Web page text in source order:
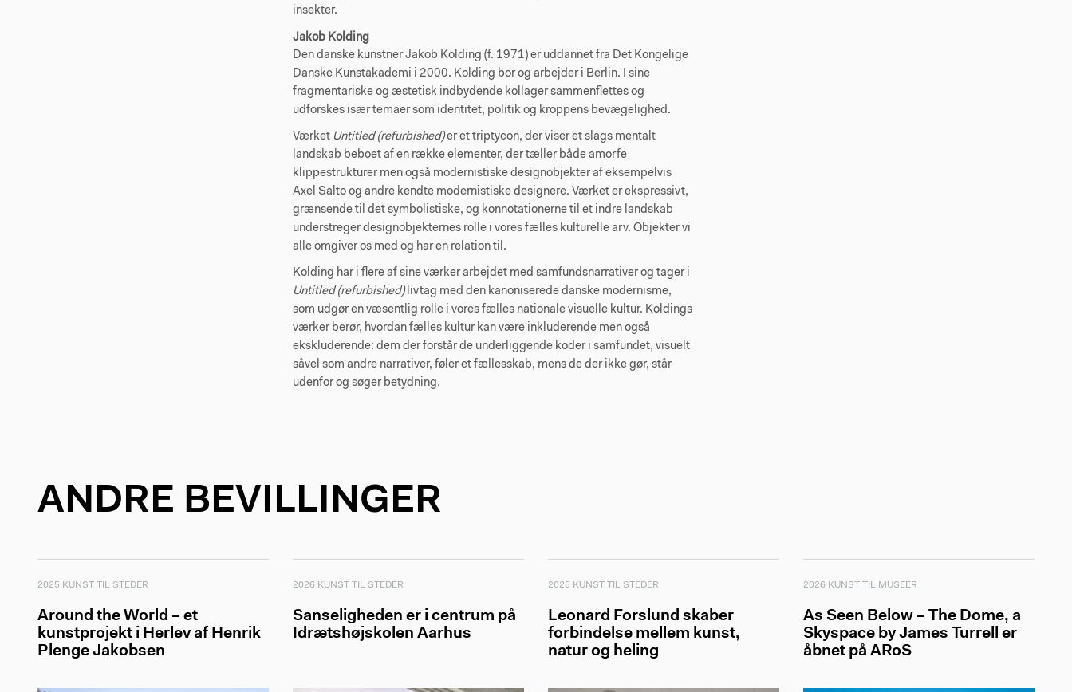
insekter.
Jakob Kolding
Den danske kunstner Jakob Kolding (f. 1971) er uddannet fra Det Kongelige
Danske Kunstakademi i 2000. Kolding bor og arbejder i Berlin. I sine
fragmentariske og æstetisk indbydende kollager sammenflettes og
udforskes især temaer som identitet, politik og kroppens bevægelighed.
Værket Untitled (refurbished)er et triptycon, der viser et slags mentalt
landskab beboet af en række elementer, der tæller både amorfe
klippestrukturer men også modernistiske designobjekter af eksempelvis
Axel Salto og andre kendte modernistiske designere. Værket er ekspressivt,
grænsende til det symbolistiske, og konnotationerne til et indre landskab
understreger designobjekternes rolle i vores fælles kulturelle arv. Objekter vi
alle omgiver os med og har en relation til.
Kolding har i flere af sine værker arbejdet med samfundsnarrativer og tager i
Untitled (refurbished)livtag med den kanoniserede danske modernisme,
som udgør en væsentlig rolle i vores fælles nationale visuelle kultur. Koldings
værker berør, hvordan fælles kultur kan være inkluderende men også
ekskluderende: dem der forstår de underliggende koder i samfundet, visuelt
såvel som andre narrativer, føler et fællesskab, mens de der ikke gør, står
udenfor og søger betydning.
ANDRE BEVILLINGER
2025 KUNST TIL STEDER
Around the World – et
kunstprojekt i Herlev af Henrik
Plenge Jakobsen
2026 KUNST TIL STEDER
Sanseligheden er i centrum på
Idrætshøjskolen Aarhus
2025 KUNST TIL STEDER
Leonard Forslund skaber
forbindelse mellem kunst,
natur og heling
2026 KUNST TIL MUSEER
As Seen Below – The Dome, a
Skyspace by James Turrell er
åbnet på ARoS